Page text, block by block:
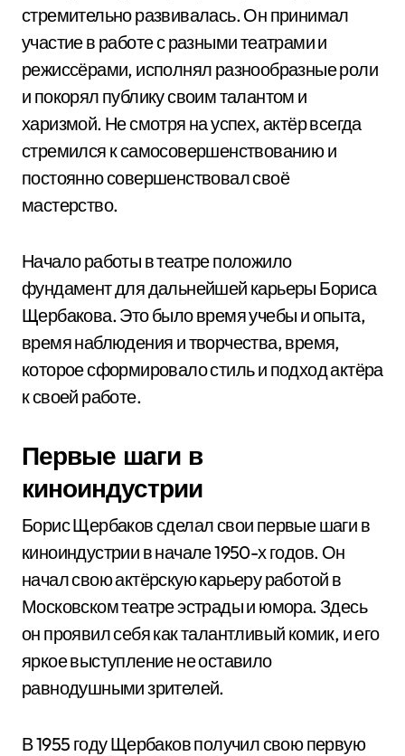
стремительно развивалась. Он принимал
участие в работе с разными театрами и
режиссёрами, исполнял разнообразные роли
и покорял публику своим талантом и
харизмой. Не смотря на успех, актёр всегда
стремился к самосовершенствованию и
постоянно совершенствовал своё
мастерство.
Начало работы в театре положило
фундамент для дальнейшей карьеры Бориса
Щербакова. Это было время учебы и опыта,
время наблюдения и творчества, время,
которое сформировало стиль и подход актёра
к своей работе.
Первые шаги в
киноиндустрии
Борис Щербаков сделал свои первые шаги в
киноиндустрии в начале 1950-х годов. Он
начал свою актёрскую карьеру работой в
Московском театре эстрады и юмора. Здесь
он проявил себя как талантливый комик, и его
яркое выступление не оставило
равнодушными зрителей.
В 1955 году Щербаков получил свою первую